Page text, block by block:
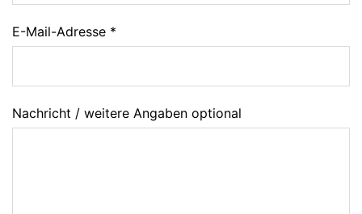
E-Mail-Adresse *
Nachricht / weitere Angaben optional